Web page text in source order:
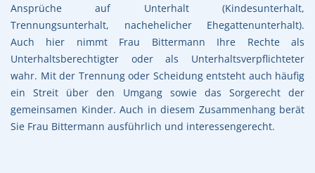
Ansprüche auf Unterhalt (Kindesunterhalt,
Trennungsunterhalt, nachehelicher Ehegattenunterhalt).
Auch hier nimmt Frau Bittermann Ihre Rechte als
Unterhaltsberechtigter oder als Unterhaltsverpflichteter
wahr. Mit der Trennung oder Scheidung entsteht auch häufig
ein Streit über den Umgang sowie das Sorgerecht der
gemeinsamen Kinder. Auch in diesem Zusammenhang berät
Sie Frau Bittermann ausführlich und interessengerecht.